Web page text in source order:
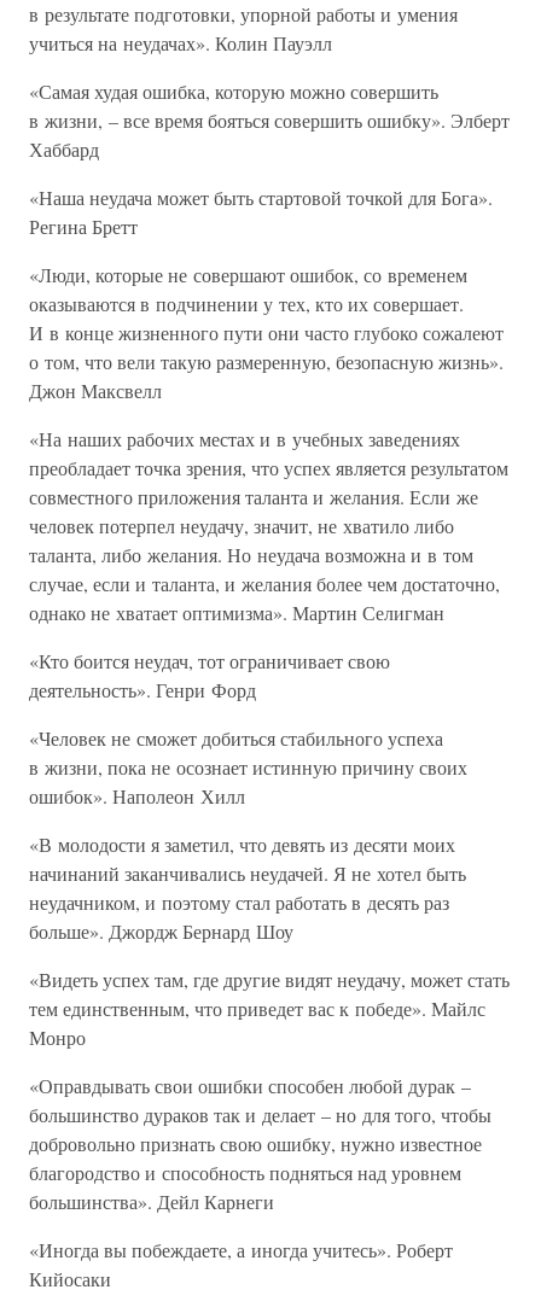
в результате подготовки, упорной работы и умения
учиться на неудачах». Колин Пауэлл
«Самая худая ошибка, которую можно совершить
в жизни, – все время бояться совершить ошибку». Элберт
Хаббард
«Наша неудача может быть стартовой точкой для Бога».
Регина Бретт
«Люди, которые не совершают ошибок, со временем
оказываются в подчинении у тех, кто их совершает.
И в конце жизненного пути они часто глубоко сожалеют
о том, что вели такую размеренную, безопасную жизнь».
Джон Максвелл
«На наших рабочих местах и в учебных заведениях
преобладает точка зрения, что успех является результатом
совместного приложения таланта и желания. Если же
человек потерпел неудачу, значит, не хватило либо
таланта, либо желания. Но неудача возможна и в том
случае, если и таланта, и желания более чем достаточно,
однако не хватает оптимизма». Мартин Селигман
«Кто боится неудач, тот ограничивает свою
деятельность». Генри Форд
«Человек не сможет добиться стабильного успеха
в жизни, пока не осознает истинную причину своих
ошибок». Наполеон Хилл
«В молодости я заметил, что девять из десяти моих
начинаний заканчивались неудачей. Я не хотел быть
неудачником, и поэтому стал работать в десять раз
больше». Джордж Бернард Шоу
«Видеть успех там, где другие видят неудачу, может стать
тем единственным, что приведет вас к победе». Майлс
Монро
«Оправдывать свои ошибки способен любой дурак –
большинство дураков так и делает – но для того, чтобы
добровольно признать свою ошибку, нужно известное
благородство и способность подняться над уровнем
большинства». Дейл Карнеги
«Иногда вы побеждаете, а иногда учитесь». Роберт
Кийосаки